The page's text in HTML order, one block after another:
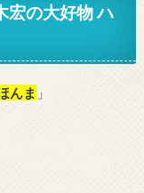
宏の大好物 ハ
んま 」